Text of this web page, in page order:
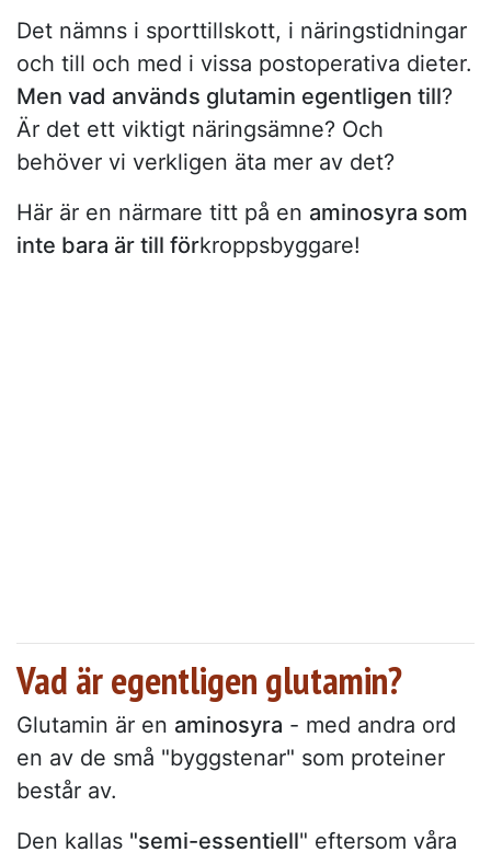
Det nämns i sporttillskott, i näringstidningar
och till och med i vissa postoperativa dieter.
Men vad används glutamin egentligen till?
Är det ett viktigt näringsämne? Och
behöver vi verkligen äta mer av det?
Här är en närmare titt på en aminosyra som
inte bara är till förkroppsbyggare!
Vad är egentligen glutamin?
Glutamin är en aminosyra - med andra ord
en av de små "byggstenar" som proteiner
består av.
Den kallas "semi-essentiell" eftersom våra